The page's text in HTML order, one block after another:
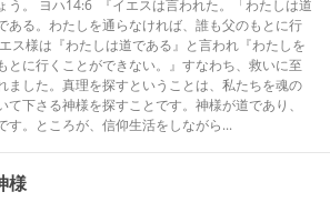
う。 ヨハ14:6 『イエスは言われた。「わたしは道
ある。わたしを通らなければ、誰も父のもとに行
ス様は『わたしは道である』と言われ『わたしを
とに行くことができない。』すなわち、救いに至
ました。真理を探すということは、私たちを魂の
下さる神様を探すことです。神様が道であり、
す。ところが、信仰生活をしながら...
様